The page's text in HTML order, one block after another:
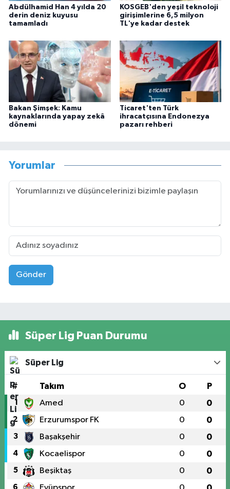
Abdülhamid Han 4 yılda 20
derin deniz kuyusu
tamamladı
KOSGEB'den yeşil teknoloji
girişimlerine 6,5 milyon
TL'ye kadar destek
Bakan Şimşek: Kamu
kaynaklarında yapay zekâ
dönemi
Ticaret'ten Türk
ihracatçısına Endonezya
pazarı rehberi
Yorumlar
Gönder
Süper Lig Puan Durumu
Süper Lig
# Takım O P
1 Amed 0 0
2 Erzurumspor FK 0 0
3 Başakşehir 0 0
4 Kocaelispor 0 0
5 Beşiktaş 0 0
6